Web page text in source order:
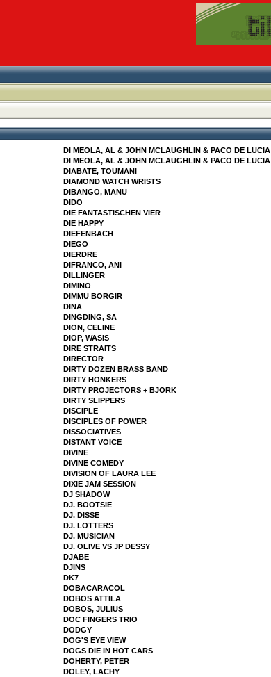
DI MEOLA, AL & JOHN MCLAUGHLIN & PACO DE LUCIA
DI MEOLA, AL & JOHN MCLAUGHLIN & PACO DE LUCIA
DIABATE, TOUMANI
DIAMOND WATCH WRISTS
DIBANGO, MANU
DIDO
DIE FANTASTISCHEN VIER
DIE HAPPY
DIEFENBACH
DIEGO
DIERDRE
DIFRANCO, ANI
DILLINGER
DIMINO
DIMMU BORGIR
DINA
DINGDING, SA
DION, CELINE
DIOP, WASIS
DIRE STRAITS
DIRECTOR
DIRTY DOZEN BRASS BAND
DIRTY HONKERS
DIRTY PROJECTORS + BJÖRK
DIRTY SLIPPERS
DISCIPLE
DISCIPLES OF POWER
DISSOCIATIVES
DISTANT VOICE
DIVINE
DIVINE COMEDY
DIVISION OF LAURA LEE
DIXIE JAM SESSION
DJ SHADOW
DJ. BOOTSIE
DJ. DISSE
DJ. LOTTERS
DJ. MUSICIAN
DJ. OLIVE VS JP DESSY
DJABE
DJINS
DK7
DOBACARACOL
DOBOS ATTILA
DOBOS, JULIUS
DOC FINGERS TRIO
DODGY
DOG'S EYE VIEW
DOGS DIE IN HOT CARS
DOHERTY, PETER
DOLEY, LACHY